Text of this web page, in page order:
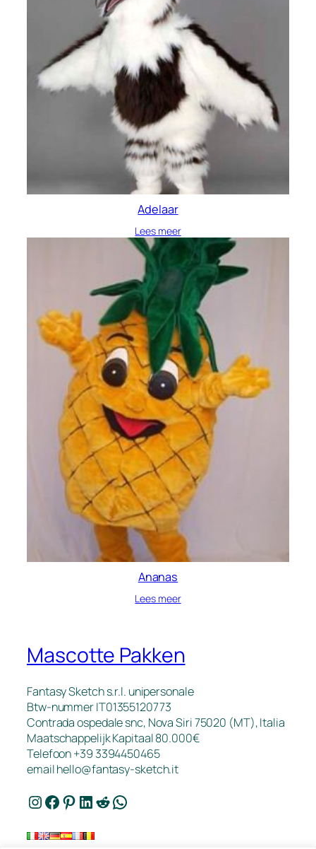
Adelaar
Lees meer
Ananas
Lees meer
Mascotte Pakken
Fantasy Sketch s.r.l. unipersonale
Btw-nummer IT01355120773
Contrada ospedale snc, Nova Siri 75020 (MT), Italia
Maatschappelijk Kapitaal 80.000€
Telefoon +39 3394450465
emailhello@fantasy-sketch.it
Instagram Facebook Pinterest LinkedIn Reddit WhatsApp